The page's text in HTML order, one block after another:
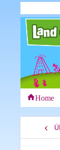
Home